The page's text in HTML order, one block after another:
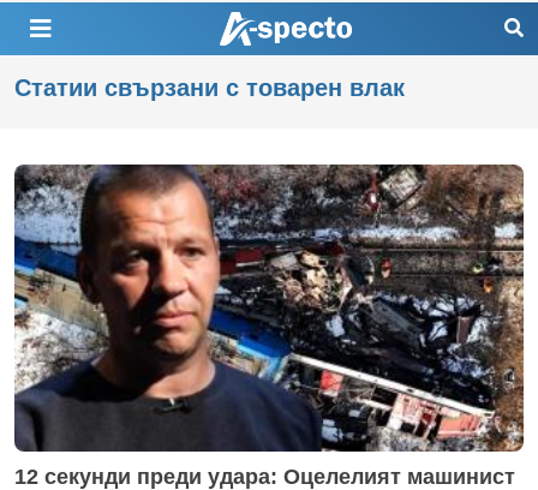
Статии свързани с товарен влак
12 секунди преди удара: Оцелелият машинист